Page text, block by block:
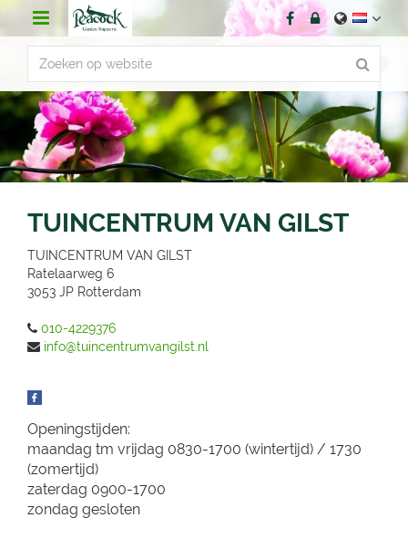
r
n
t
TUINCENTRUM VAN GILST
TUINCENTRUM VAN GILST
Ratelaarweg 6
3053 JP Rotterdam
010-4229376
info@tuincentrumvangilst.nl
Openingstijden:
maandag tm vrijdag 0830-1700 (wintertijd) / 1730
(zomertijd)
zaterdag 0900-1700
zondag gesloten